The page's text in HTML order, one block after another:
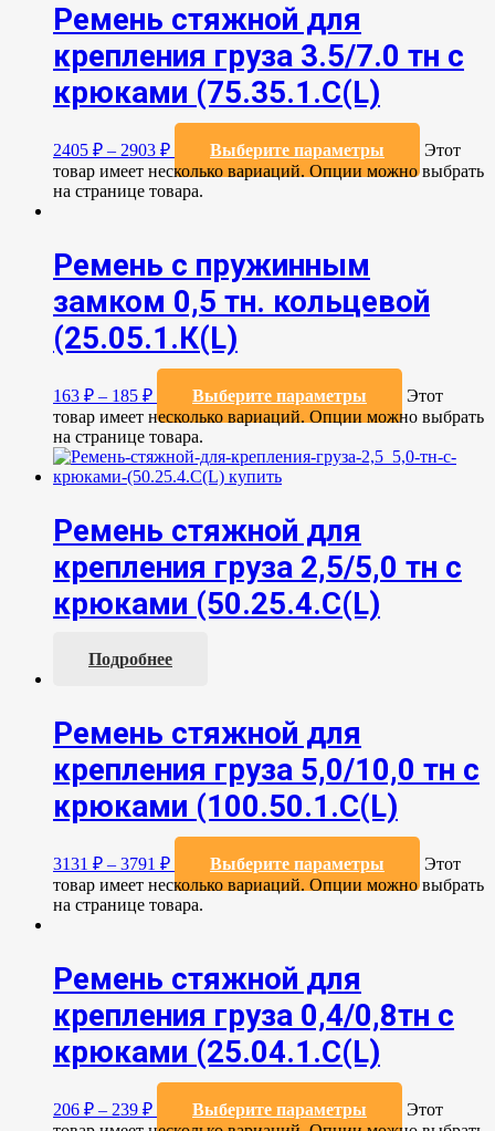
Ремень стяжной для
крепления груза 3.5/7.0 тн с
крюками (75.35.1.C(L)
2405 ₽ – 2903 ₽ Выберите параметры
Этот
товар имеет несколько вариаций. Опции можно выбрать
на странице товара.
Ремень с пружинным
замком 0,5 тн. кольцевой
(25.05.1.К(L)
163 ₽ – 185 ₽ Выберите параметры
Этот
товар имеет несколько вариаций. Опции можно выбрать
на странице товара.
Ремень стяжной для
крепления груза 2,5/5,0 тн с
крюками (50.25.4.С(L)
Подробнее
Ремень стяжной для
крепления груза 5,0/10,0 тн с
крюками (100.50.1.С(L)
3131 ₽ – 3791 ₽ Выберите параметры
Этот
товар имеет несколько вариаций. Опции можно выбрать
на странице товара.
Ремень стяжной для
крепления груза 0,4/0,8тн с
крюками (25.04.1.С(L)
206 ₽ – 239 ₽ Выберите параметры
Этот